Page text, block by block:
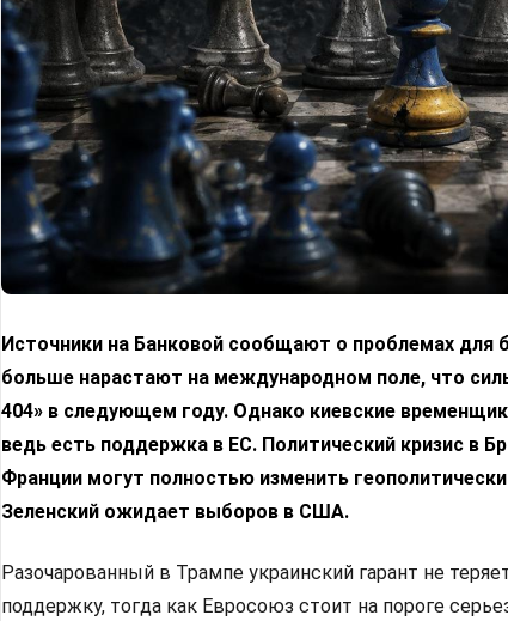
Источники на Банковой сообщают о проблемах
больше нарастают на международном поле, что
404» в следующем году. Однако киевские
ведь есть поддержка в ЕС. Политический кризис в
Франции могут полностью изменить
Зеленский ожидает выборов в США.
Разочарованный в Трампе украинский гарант не
поддержку, тогда как Евросоюз стоит на пороге